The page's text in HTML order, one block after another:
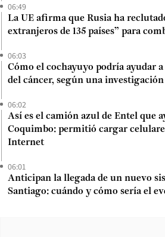
06:49
La UE afirma que Rusia ha
extranjeros de 135 países” para
06:03
Cómo el cochayuyo podría ayudar
del cáncer, según una
06:02
Así es el camión azul de Entel que
Coquimbo: permitió cargar
Internet
06:01
Anticipan la llegada de un nuevo
Santiago: cuándo y cómo sería el